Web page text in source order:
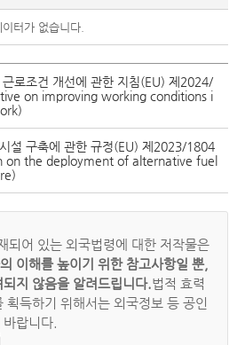
이터가 없습니다.
근로조건 개선에 관한 지침(EU) 제2024/
on improving working conditions i
설 구축에 관한 규정(EU) 제2023/1804
on the deployment of alternative fuel
되어 있는 외국법령에 대한 저작물은
이해를 높이기 위한 참고사항일 뿐,
지 않음을 알려드립니다.법적 효력
득하기 위해서는 외국정보 등 공인
랍니다.